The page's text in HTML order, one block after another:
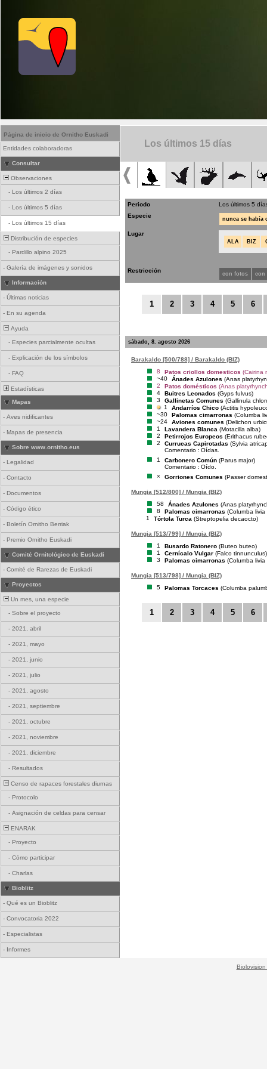
Página de inicio de Ornitho Euskadi
Entidades colaboradoras
Consultar
Observaciones
- Los últimos 2 días
- Los últimos 5 días
- Los últimos 15 días
Distribución de especies
- Pardillo alpino 2025
- Galería de imágenes y sonidos
Información
- Últimas noticias
- En su agenda
Ayuda
- Especies parcialmente ocultas
- Explicación de los símbolos
- FAQ
Estadísticas
Mapas
- Aves nidificantes
- Mapas de presencia
Sobre www.ornitho.eus
- Legalidad
- Contacto
- Documentos
- Código ético
- Boletín Ornitho Berriak
- Premio Ornitho Euskadi
Comité Ornitológico de Euskadi
- Comité de Rarezas de Euskadi
Proyectos
Un mes, una especie
- Sobre el proyecto
- 2021, abril
- 2021, mayo
- 2021, junio
- 2021, julio
- 2021, agosto
- 2021, septiembre
- 2021, octubre
- 2021, noviembre
- 2021, diciembre
- Resultados
Censo de rapaces forestales diurnas
- Protocolo
- Asignación de celdas para censar
ENARAK
- Proyecto
- Cómo participar
- Charlas
Bioblitz
- Qué es un Bioblitz
- Convocatoria 2022
- Especialistas
- Informes
Los últimos 15 días
Periodo
Los últimos 5
Especie
nunca se había
Lugar
ALA BIZ
Restricción con fotos con
1 2 3 4 5 6
sábado, 8. agosto 2026
Barakaldo [500/788] / Barakaldo (BIZ)
8
Patos criollos domesticos (Cairina
~40
Ánades Azulones (Anas
2
Patos domésticos (Anas
4
Buitres Leonados (Gyps fulvus)
3
Gallinetas Comunes (Gallinula
1
Andarríos Chico (Actitis
~30
Palomas cimarronas (Columba
~24
Aviones comunes (Delichon
1
Lavandera Blanca (Motacilla alba)
2
Petirrojos Europeos (Erithacus
2
Currucas Capirotadas (Sylvia
Comentario : Oídas.
1
Carbonero Común (Parus major)
Comentario : Oído.
×
Gorriones Comunes (Passer
Mungia [512/800] / Mungia (BIZ)
58
Ánades Azulones (Anas
8
Palomas cimarronas (Columba
1
Tórtola Turca (Streptopelia decaocto)
Mungia [513/799] / Mungia (BIZ)
1
Busardo Ratonero (Buteo buteo)
1
Cernícalo Vulgar (Falco tinnunculus)
3
Palomas cimarronas (Columba
Mungia [513/798] / Mungia (BIZ)
5
Palomas Torcaces (Columba
1 2 3 4 5 6
Biolovision